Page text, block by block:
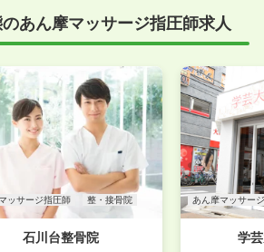
あん摩マッサージ指圧師求人
ッサージ指圧師 整・接骨院
石川台整骨院
あん摩マッサー
学